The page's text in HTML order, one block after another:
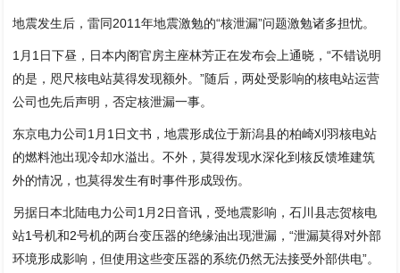
地震发生后，雷同2011年地震激勉的“核泄漏”问题激勉诸多担忧。
1月1日下昼，日本内阁官房主座林芳正在发布会上通晓，“不错说明
的是，咫尺核电站莫得发现额外。”随后，两处受影响的核电站运营
公司也先后声明，否定核泄漏一事。
东京电力公司1月1日文书，地震形成位于新潟县的柏崎刈羽核电站
的燃料池出现冷却水溢出。不外，莫得发现水深化到核反馈堆建筑
外的情况，也莫得发生有时事件形成毁伤。
另据日本北陆电力公司1月2日音讯，受地震影响，石川县志贺核电
站1号机和2号机的两台变压器的绝缘油出现泄漏，“泄漏莫得对外部
环境形成影响，但使用这些变压器的系统仍然无法接受外部供电”。